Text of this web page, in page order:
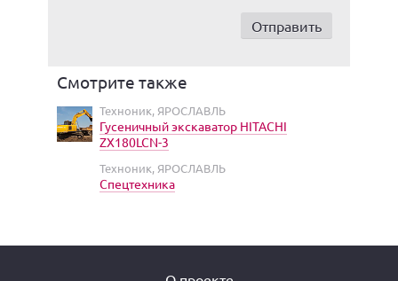
Смотрите также
Техноник, ЯРОСЛАВЛЬ
Гусеничный экскаватор HITACHI
ZX180LCN-3
Техноник, ЯРОСЛАВЛЬ
Спецтехника